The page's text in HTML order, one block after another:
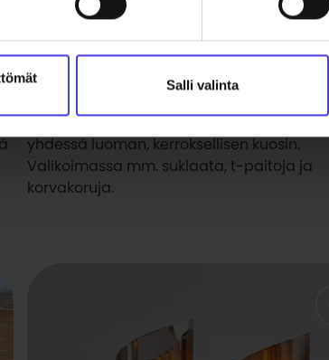
Salli valinta
Mielestäni-tuotteet
Mielestäni-tuotesarja tuo esiin oululaisten
yhdessä luoman, kerroksellisen kuosin.
Valikoimassa mm. suklaata, t-paitoja ja
korvakoruja.